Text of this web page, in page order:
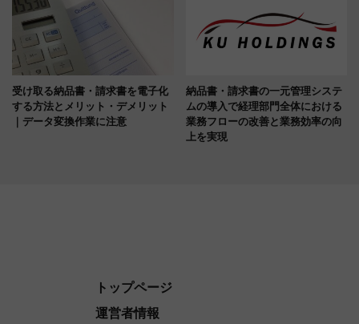
受け取る納品書・請求書を電子化
する方法とメリット・デメリット
｜データ変換作業に注意
納品書・請求書の一元管理システ
ムの導入で経理部門全体における
業務フローの改善と業務効率の向
上を実現
トップページ
運営者情報